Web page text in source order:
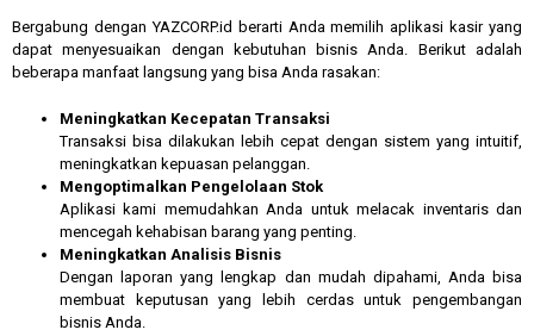
Bergabung dengan YAZCORP.id berarti Anda memilih aplikasi kasir yang
dapat menyesuaikan dengan kebutuhan bisnis Anda. Berikut adalah
beberapa manfaat langsung yang bisa Anda rasakan:
Meningkatkan Kecepatan Transaksi
Transaksi bisa dilakukan lebih cepat dengan sistem yang intuitif,
meningkatkan kepuasan pelanggan.
Mengoptimalkan Pengelolaan Stok
Aplikasi kami memudahkan Anda untuk melacak inventaris dan
mencegah kehabisan barang yang penting.
Meningkatkan Analisis Bisnis
Dengan laporan yang lengkap dan mudah dipahami, Anda bisa
membuat keputusan yang lebih cerdas untuk pengembangan
bisnis Anda.